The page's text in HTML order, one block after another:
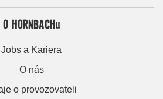
O HORNBACHu
Jobs a Kariera
O nás
o provozovateli